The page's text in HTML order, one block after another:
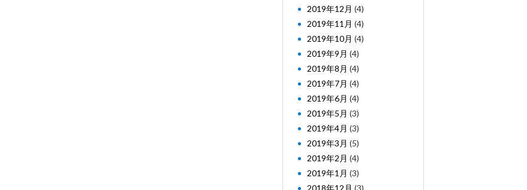
2019年12月 (4)
2019年11月 (4)
2019年10月 (4)
2019年9月 (4)
2019年8月 (4)
2019年7月 (4)
2019年6月 (4)
2019年5月 (3)
2019年4月 (3)
2019年3月 (5)
2019年2月 (4)
2019年1月 (3)
2018年12月 (3)